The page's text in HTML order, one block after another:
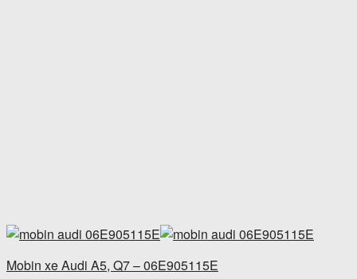
Mobin xe Audi A5, Q7 – 06E905115E